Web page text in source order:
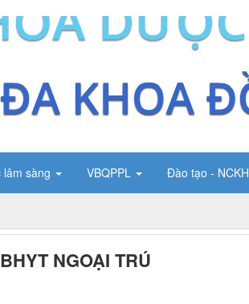
lâm sàng VBQPPL Đào tạo - NCKH
NGOẠI TRÚ